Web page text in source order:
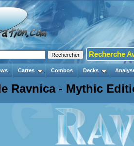
Recherche
Cartes Combos Decks
Ravnica - Mythic